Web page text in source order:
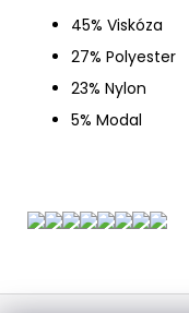
45% Viskóza
27% Polyester
23% Nylon
5% Modal